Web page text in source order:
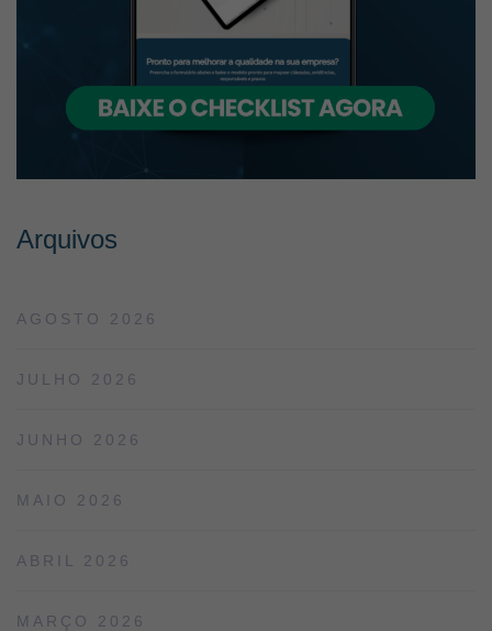
Arquivos
AGOSTO 2026
JULHO 2026
JUNHO 2026
MAIO 2026
ABRIL 2026
MARÇO 2026